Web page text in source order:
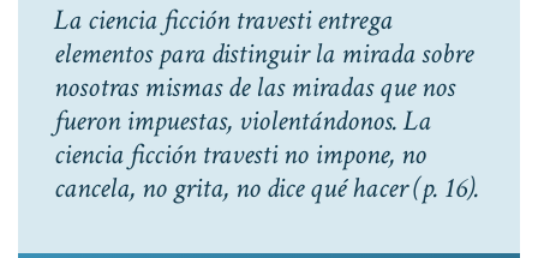
La ciencia ficción travesti entrega
elementos para distinguir la mirada sobre
nosotras mismas de las miradas que nos
fueron impuestas, violentándonos. La
ciencia ficción travesti no impone, no
cancela, no grita, no dice qué hacer(p. 16).